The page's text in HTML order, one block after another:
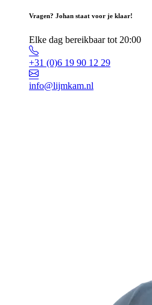
Vragen? Johan staat voor je klaar!
Elke dag bereikbaar tot 20:00
+31 (0)6 19 90 12 29
info@lijmkam.nl